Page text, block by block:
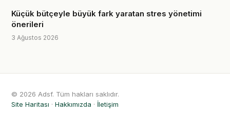
Küçük bütçeyle büyük fark yaratan stres yönetimi
önerileri
3 Ağustos 2026
© 2026 Adsf. Tüm hakları saklıdır.
Site Haritası · Hakkımızda · İletişim